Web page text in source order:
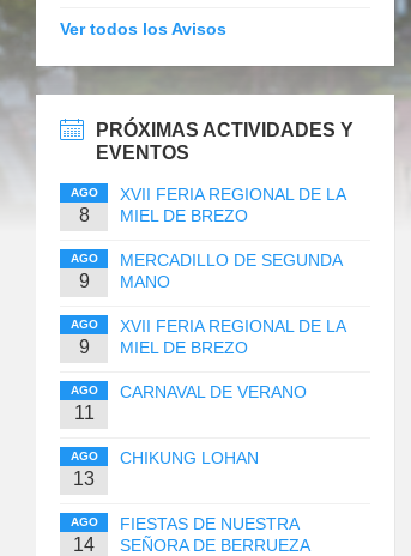
Ver todos los Avisos
PRÓXIMAS ACTIVIDADES Y
EVENTOS
AGO
8
XVII FERIA REGIONAL DE LA
MIEL DE BREZO
AGO
9
MERCADILLO DE SEGUNDA
MANO
AGO
9
XVII FERIA REGIONAL DE LA
MIEL DE BREZO
AGO
11
CARNAVAL DE VERANO
AGO
13
CHIKUNG LOHAN
AGO
14
FIESTAS DE NUESTRA
SEÑORA DE BERRUEZA